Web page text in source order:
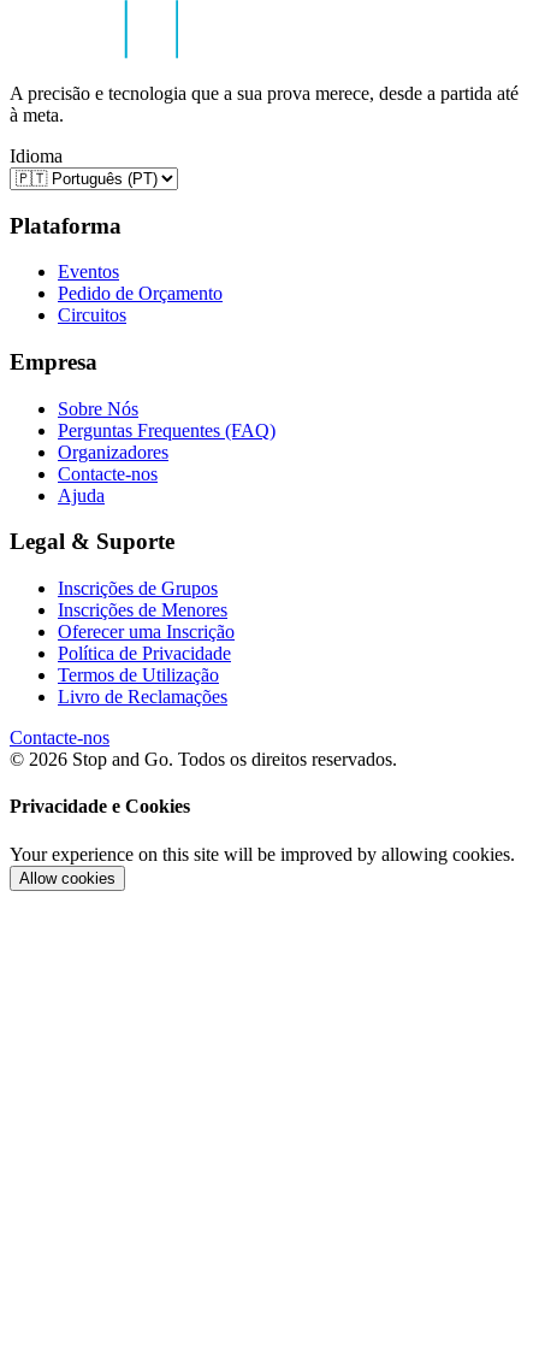
A precisão e tecnologia que a sua prova merece, desde a partida até
à meta.
Idioma
Plataforma
Eventos
Pedido de Orçamento
Circuitos
Empresa
Sobre Nós
Perguntas Frequentes (FAQ)
Organizadores
Contacte-nos
Ajuda
Legal & Suporte
Inscrições de Grupos
Inscrições de Menores
Oferecer uma Inscrição
Política de Privacidade
Termos de Utilização
Livro de Reclamações
Contacte-nos
© 2026 Stop and Go. Todos os direitos reservados.
Privacidade e Cookies
Your experience on this site will be improved by allowing cookies.
Allow cookies